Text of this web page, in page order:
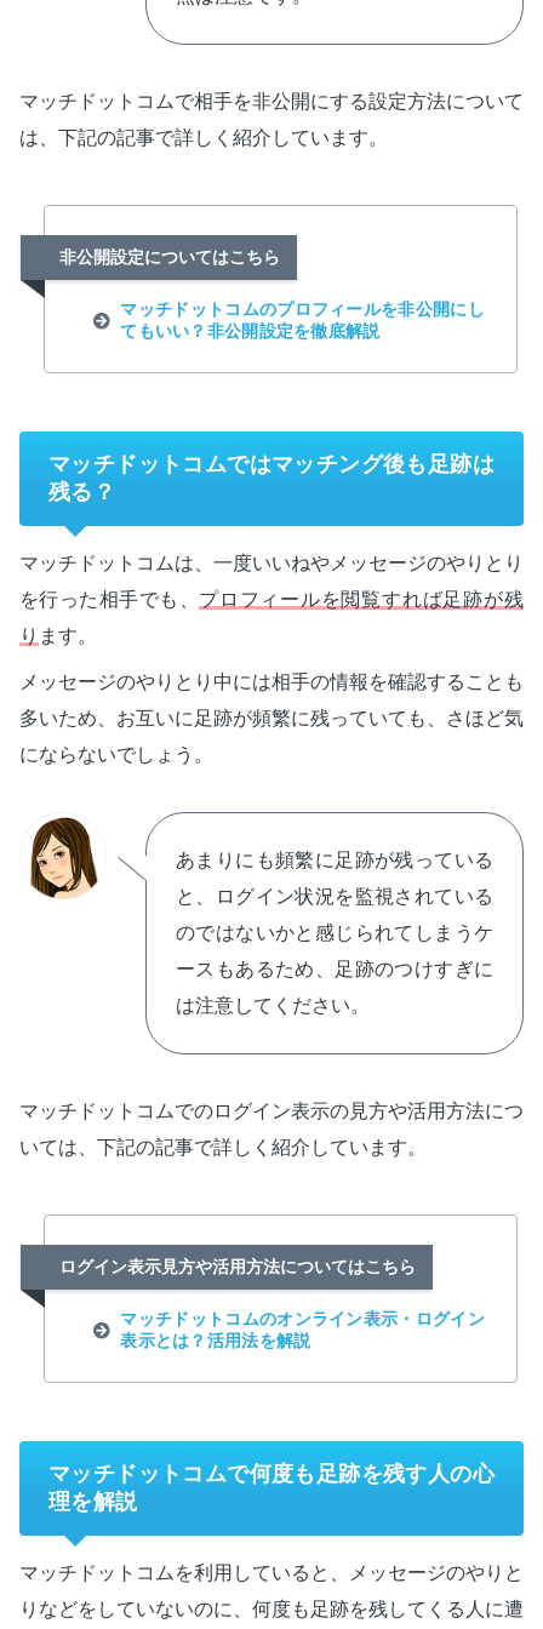
マッチドットコムで相手を非公開にする設定方法について
は、下記の記事で詳しく紹介しています。
非公開設定についてはこちら
マッチドットコムのプロフィールを非公開にし
てもいい？非公開設定を徹底解説
マッチドットコムではマッチング後も足跡は
残る？
マッチドットコムは、一度いいねやメッセージのやりとり
を行った相手でも、 プロフィールを閲覧すれば足跡が残
り ます。
メッセージのやりとり中には相手の情報を確認することも
多いため、お互いに足跡が頻繁に残っていても、さほど気
にならないでしょう。
あまりにも頻繁に足跡が残っている
と、ログイン状況を監視されている
のではないかと感じられてしまうケ
ースもあるため、足跡のつけすぎに
は注意してください。
マッチドットコムでのログイン表示の見方や活用方法につ
いては、下記の記事で詳しく紹介しています。
ログイン表示見方や活用方法についてはこちら
マッチドットコムのオンライン表示・ログイン
表示とは？活用法を解説
マッチドットコムで何度も足跡を残す人の心
理を解説
マッチドットコムを利用していると、メッセージのやりと
りなどをしていないのに、何度も足跡を残してくる人に遭